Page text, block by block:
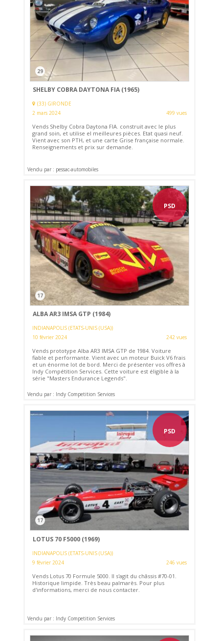
29
SHELBY COBRA DAYTONA FIA (1965)
(33) GIRONDE
2 mars 2024
499 vues
Vends Shelby Cobra Daytona FIA. construit avec le plus
grand soin, et utilise el meilleures pièces. Etat quasi neuf.
Vient avec son PTH, et une carte Grise française normale.
Renseignements et prix sur demande.
Vendu par : pessac-automobiles
PSD
17
ALBA AR3 IMSA GTP (1984)
INDIANAPOLIS (ETATS-UNIS (USA))
10 février 2024
242 vues
Vends prototype Alba AR3 IMSA GTP de 1984. Voiture
fiable et performante. Vient avec un moteur Buick V6 frais
et un énorme lot de bord. Merci de présenter vos offres à
Indy Compétition Services. Cette voiture est éligible à la
série "Masters Endurance Legends".
Vendu par : Indy Competition Services
PSD
17
LOTUS 70 F5000 (1969)
INDIANAPOLIS (ETATS-UNIS (USA))
9 février 2024
246 vues
Vends Lotus 70 Formule 5000. Il s'agit du châssis #70-01.
Historique limpide. Très beau palmarès. Pour plus
d'informations, merci de nous contacter.
Vendu par : Indy Competition Services